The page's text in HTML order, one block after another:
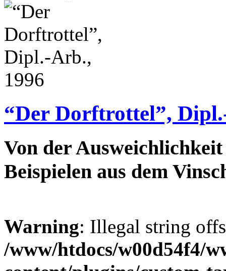
“Der Dorftrottel”,
Von der
Beispielen aus dem
Warning: Illegal string
/www/htdocs/w00d54f4/